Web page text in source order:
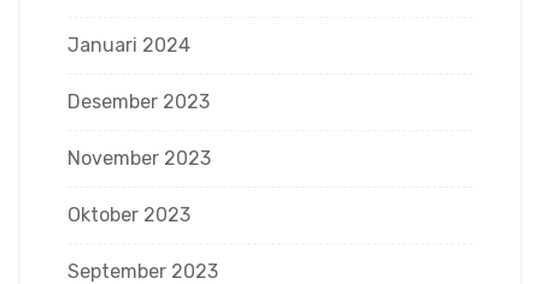
Januari 2024
Desember 2023
November 2023
Oktober 2023
September 2023